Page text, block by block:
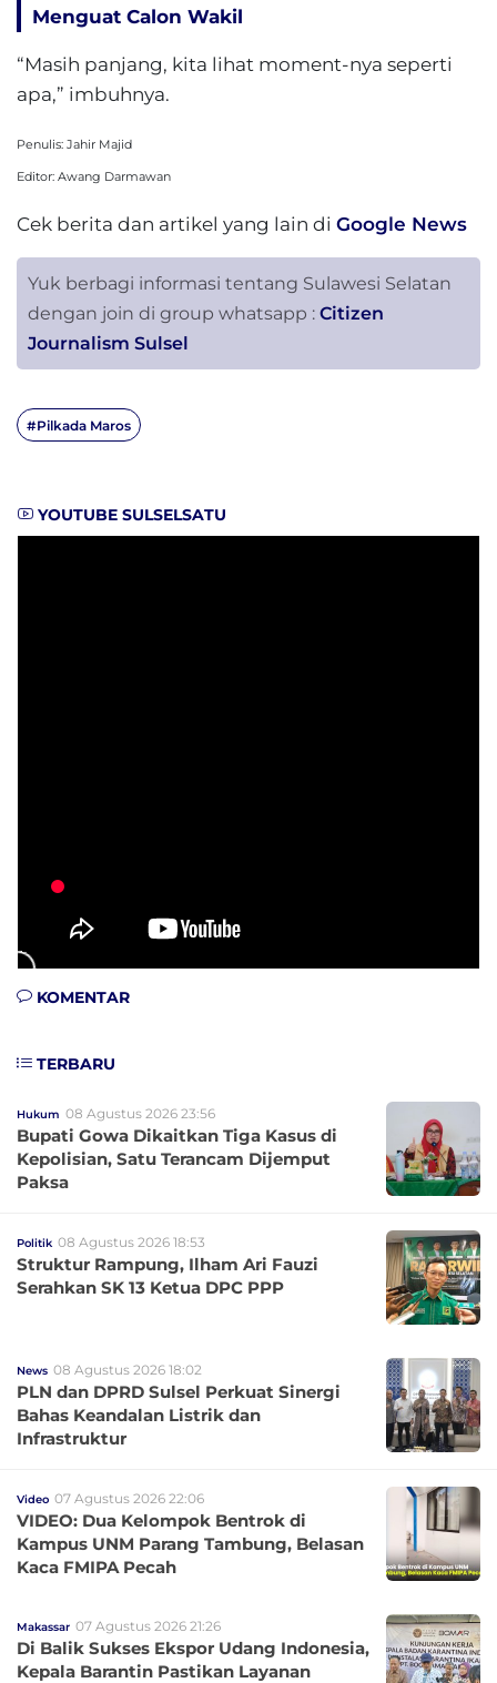
Menguat Calon Wakil
“Masih panjang, kita lihat moment-nya seperti
apa,” imbuhnya.
Penulis: Jahir Majid
Editor: Awang Darmawan
Cek berita dan artikel yang lain di Google News
Yuk berbagi informasi tentang Sulawesi Selatan
dengan join di group whatsapp : Citizen
Journalism Sulsel
#Pilkada Maros
YOUTUBE SULSELSATU
KOMENTAR
TERBARU
Hukum 08 Agustus 2026 23:56
Bupati Gowa Dikaitkan Tiga Kasus di
Kepolisian, Satu Terancam Dijemput
Paksa
Politik 08 Agustus 2026 18:53
Struktur Rampung, Ilham Ari Fauzi
Serahkan SK 13 Ketua DPC PPP
News 08 Agustus 2026 18:02
PLN dan DPRD Sulsel Perkuat Sinergi
Bahas Keandalan Listrik dan
Infrastruktur
Video 07 Agustus 2026 22:06
VIDEO: Dua Kelompok Bentrok di
Kampus UNM Parang Tambung, Belasan
Kaca FMIPA Pecah
Makassar 07 Agustus 2026 21:26
Di Balik Sukses Ekspor Udang Indonesia,
Kepala Barantin Pastikan Layanan